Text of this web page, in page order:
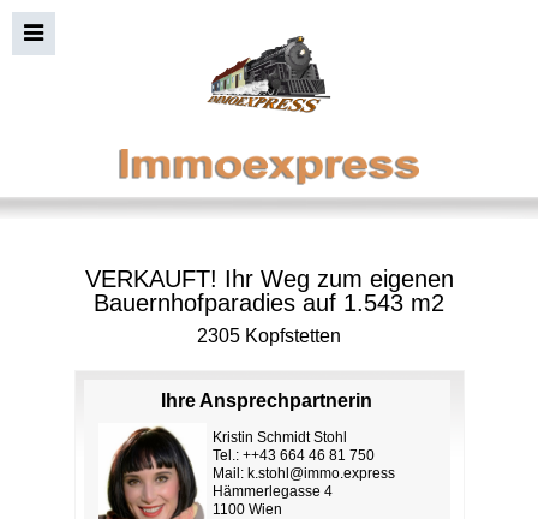
VERKAUFT! Ihr Weg zum eigenen
Bauernhofparadies auf 1.543 m2
2305 Kopfstetten
Ihre Ansprechpartnerin
Kristin Schmidt Stohl
Tel.: ++43 664 46 81 750
Mail: k.stohl@immo.express
Hämmerlegasse 4
1100 Wien